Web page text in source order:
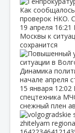
Как
проверок НКО.
19 апреля 16:21
Москвы к
сохранится
Динамика
начале апреля
15 января 12:02
спецтехника
снежный плен